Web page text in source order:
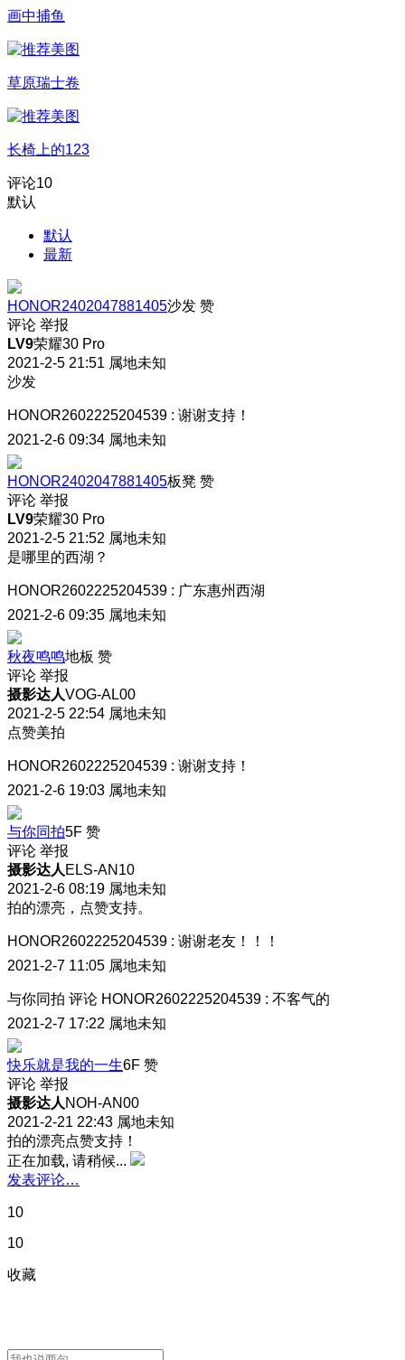
画中捕鱼
草原瑞士卷
长椅上的123
评论10
默认
默认
最新
HONOR2402047881405沙发 赞
评论 举报
LV9荣耀30 Pro
2021-2-5 21:51 属地未知
沙发
HONOR2602225204539 : 谢谢支持！
2021-2-6 09:34 属地未知
HONOR2402047881405板凳 赞
评论 举报
LV9荣耀30 Pro
2021-2-5 21:52 属地未知
是哪里的西湖？
HONOR2602225204539 : 广东惠州西湖
2021-2-6 09:35 属地未知
秋夜鸣鸣地板 赞
评论 举报
摄影达人VOG-AL00
2021-2-5 22:54 属地未知
点赞美拍
HONOR2602225204539 : 谢谢支持！
2021-2-6 19:03 属地未知
与你同拍5F 赞
评论 举报
摄影达人 ELS-AN10
2021-2-6 08:19 属地未知
拍的漂亮，点赞支持。
HONOR2602225204539 : 谢谢老友！！！
2021-2-7 11:05 属地未知
与你同拍 评论 HONOR2602225204539 : 不客气的
2021-2-7 17:22 属地未知
快乐就是我的一生6F 赞
评论 举报
摄影达人 NOH-AN00
2021-2-21 22:43 属地未知
拍的漂亮点赞支持！
正在加载, 请稍候...
发表评论…
10
10
收藏